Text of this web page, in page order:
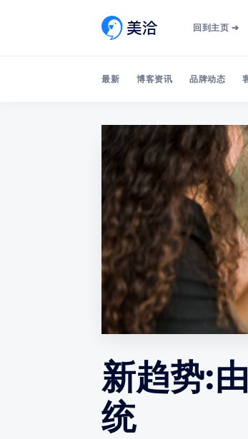
回到主页 ➔
最新 博客资讯 品牌动态
新趋势:
统